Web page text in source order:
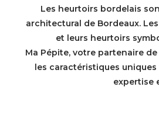
Les heurtoirs bordelais
architectural de Bordeaux.
et leurs heurtoirs
Ma Pépite, votre partenaire
les caractéristiques
expertise